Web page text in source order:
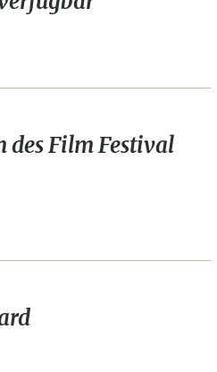
des Film Festival